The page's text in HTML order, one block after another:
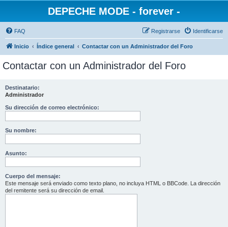
DEPECHE MODE - forever -
FAQ Identificarse
Registrarse
Inicio Índice general Contactar con un Administrador del Foro
Contactar con un Administrador del Foro
Destinatario:
Administrador
Su dirección de correo electrónico:
Su nombre:
Asunto:
Cuerpo del mensaje:
Este mensaje será enviado como texto plano, no incluya HTML o BBCode. La dirección
del remitente será su dirección de email.